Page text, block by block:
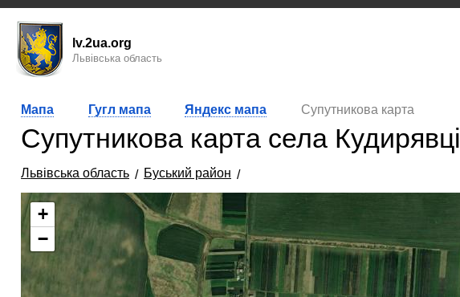
lv.2ua.org
Львівська область
Мапа Гугл мапа Яндекс мапа Супутникова карта
Супутникова карта села Кудирявці
Львівська область Буський район
+
−